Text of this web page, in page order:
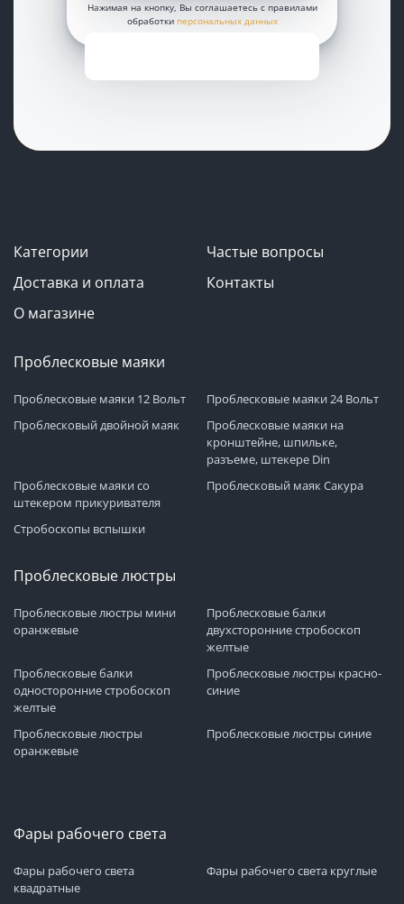
Нажимая на кнопку, Вы соглашаетесь с правилами
обработки персональных данных
Категории
Частые вопросы
Доставка и оплата
Контакты
О магазине
Проблесковые маяки
Проблесковые маяки 12 Вольт
Проблесковые маяки 24 Вольт
Проблесковый двойной маяк
Проблесковые маяки на
кронштейне, шпильке,
разъеме, штекере Din
Проблесковые маяки со
штекером прикуривателя
Проблесковый маяк Сакура
Стробоскопы вспышки
Проблесковые люстры
Проблесковые люстры мини
оранжевые
Проблесковые балки
двухсторонние стробоскоп
желтые
Проблесковые балки
односторонние стробоскоп
желтые
Проблесковые люстры красно-
синие
Проблесковые люстры
оранжевые
Проблесковые люстры синие
Фары рабочего света
Фары рабочего света
квадратные
Фары рабочего света круглые